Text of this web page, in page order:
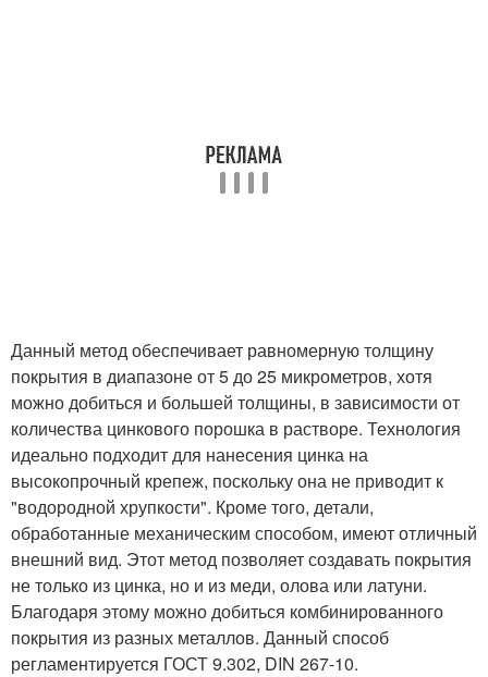
Данный метод обеспечивает равномерную толщину
покрытия в диапазоне от 5 до 25 микрометров, хотя
можно добиться и большей толщины, в зависимости от
количества цинкового порошка в растворе. Технология
идеально подходит для нанесения цинка на
высокопрочный крепеж, поскольку она не приводит к
"водородной хрупкости". Кроме того, детали,
обработанные механическим способом, имеют отличный
внешний вид. Этот метод позволяет создавать покрытия
не только из цинка, но и из меди, олова или латуни.
Благодаря этому можно добиться комбинированного
покрытия из разных металлов. Данный способ
регламентируется ГОСТ 9.302, DIN 267-10.